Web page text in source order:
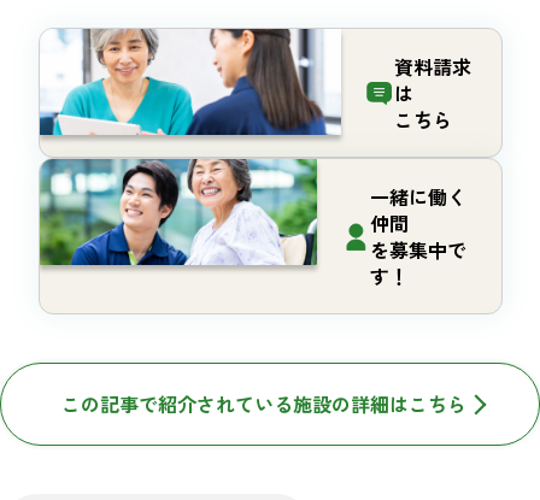
資料請求
は
こちら
一緒に働く
仲間
を募集中で
す！
この記事で紹介されている施設の詳細はこちら